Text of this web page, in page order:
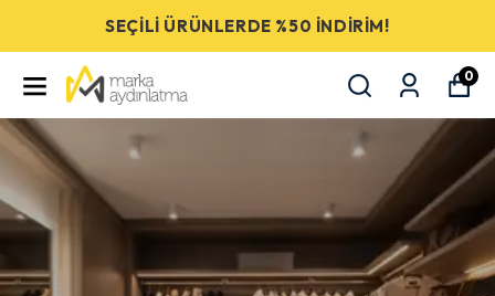
SEÇİLİ ÜRÜNLERDE %50 İNDİRİM!
0